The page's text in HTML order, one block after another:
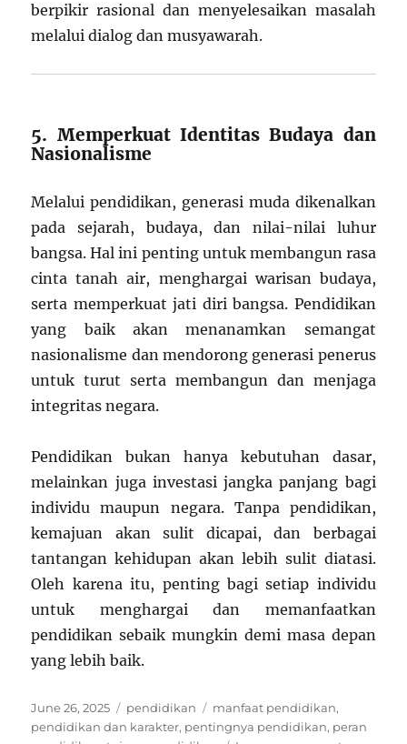
berpikir rasional dan menyelesaikan masalah
melalui dialog dan musyawarah.
5. Memperkuat Identitas Budaya dan
Nasionalisme
Melalui pendidikan, generasi muda dikenalkan
pada sejarah, budaya, dan nilai-nilai luhur
bangsa. Hal ini penting untuk membangun rasa
cinta tanah air, menghargai warisan budaya,
serta memperkuat jati diri bangsa. Pendidikan
yang baik akan menanamkan semangat
nasionalisme dan mendorong generasi penerus
untuk turut serta membangun dan menjaga
integritas negara.
Pendidikan bukan hanya kebutuhan dasar,
melainkan juga investasi jangka panjang bagi
individu maupun negara. Tanpa pendidikan,
kemajuan akan sulit dicapai, dan berbagai
tantangan kehidupan akan lebih sulit diatasi.
Oleh karena itu, penting bagi setiap individu
untuk menghargai dan memanfaatkan
pendidikan sebaik mungkin demi masa depan
yang lebih baik.
Posted
on
June 26, 2025 Categories
pendidikan Tags
manfaat pendidikan,
pendidikan dan karakter, pentingnya pendidikan, peran